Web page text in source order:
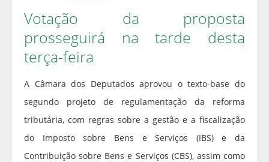
Votação da proposta
prosseguirá na tarde desta
terça-feira
A Câmara dos Deputados aprovou o texto-base do
segundo projeto de regulamentação da reforma
tributária, com regras sobre a gestão e a fiscalização
do Imposto sobre Bens e Serviços (IBS) e da
Contribuição sobre Bens e Serviços (CBS), assim como